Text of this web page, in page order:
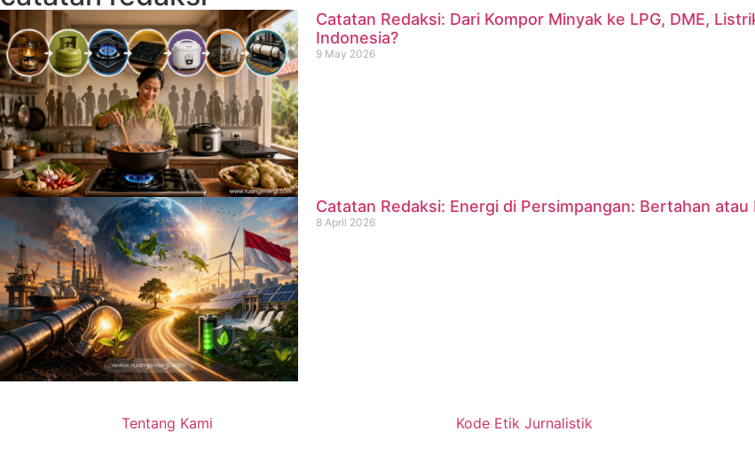
Catatan Redaksi: Dari Kompor Minyak ke LPG, DME,
Indonesia?
9 May 2026
Catatan Redaksi: Energi di Persimpangan: Bertahan
8 April 2026
Tentang Kami Kode Etik Jurnalistik